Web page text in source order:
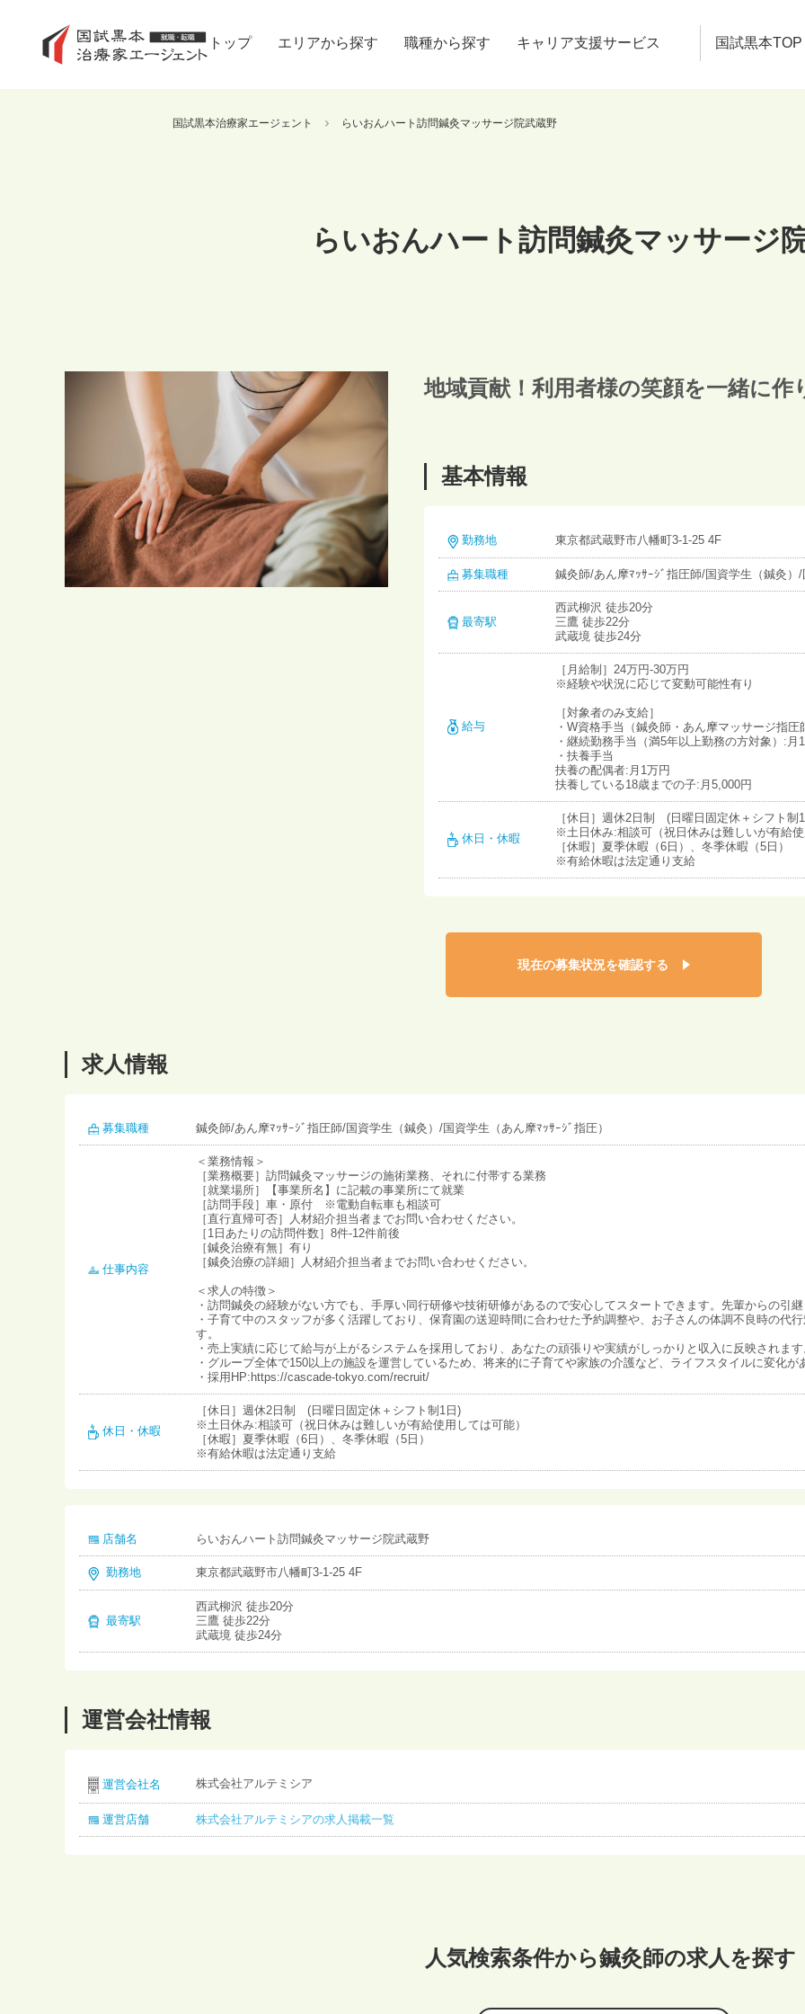
トップ エリアから探す 職種から探す キャリア支援サービス 国試黒本TOP
国試黒本治療家エージェント らいおんハート訪問鍼灸マッサージ院武蔵野
らいおんハート訪問鍼灸マッサージ
地域貢献！利用者様の笑顔を一緒に作
基本情報
勤務地 東京都武蔵野市八幡町3-1-25 4F
募集職種 鍼灸師/あん摩ﾏｯｻｰｼﾞ指圧師/国資学生（鍼灸）/
最寄駅
西武柳沢 徒歩20分
三鷹 徒歩22分
武蔵境 徒歩24分
給与
［月給制］24万円-30万円
※経験や状況に応じて変動可能性有り
［対象者のみ支給］
・W資格手当（鍼灸師・あん摩マッサージ指圧
・継続勤務手当（満5年以上勤務の方対象）:月
・扶養手当
扶養の配偶者:月1万円
扶養している18歳までの子:月5,000円
休日・休暇
［休日］週休2日制 (日曜日固定休＋シフト制
※土日休み:相談可（祝日休みは難しいが有給使
［休暇］夏季休暇（6日）、冬季休暇（5日）
※有給休暇は法定通り支給
現在の募集状況を確認する
求人情報
募集職種 鍼灸師/あん摩ﾏｯｻｰｼﾞ指圧師/国資学生（鍼灸）/国資学生（あん摩ﾏｯｻｰｼﾞ指圧）
仕事内容
＜業務情報＞
［業務概要］訪問鍼灸マッサージの施術業務、それに付帯する業務
［就業場所］【事業所名】に記載の事業所にて就業
［訪問手段］車・原付 ※電動自転車も相談可
［直行直帰可否］人材紹介担当者までお問い合わせください。
［1日あたりの訪問件数］8件-12件前後
［鍼灸治療有無］有り
［鍼灸治療の詳細］人材紹介担当者までお問い合わせください。
＜求人の特徴＞
・訪問鍼灸の経験がない方でも、手厚い同行研修や技術研修があるので安心してスタートできます。先輩からの引
・子育て中のスタッフが多く活躍しており、保育園の送迎時間に合わせた予約調整や、お子さんの体調不良時の代
す。
・売上実績に応じて給与が上がるシステムを採用しており、あなたの頑張りや実績がしっかりと収入に反映されます
・グループ全体で150以上の施設を運営しているため、将来的に子育てや家族の介護など、ライフスタイルに変化
・採用HP:https://cascade-tokyo.com/recruit/
休日・休暇
［休日］週休2日制 (日曜日固定休＋シフト制1日)
※土日休み:相談可（祝日休みは難しいが有給使用しては可能）
［休暇］夏季休暇（6日）、冬季休暇（5日）
※有給休暇は法定通り支給
店舗名 らいおんハート訪問鍼灸マッサージ院武蔵野
勤務地 東京都武蔵野市八幡町3-1-25 4F
最寄駅
西武柳沢 徒歩20分
三鷹 徒歩22分
武蔵境 徒歩24分
運営会社情報
運営会社名 株式会社アルテミシア
運営店舗 株式会社アルテミシアの求人掲載一覧
人気検索条件から鍼灸師の求人を探す